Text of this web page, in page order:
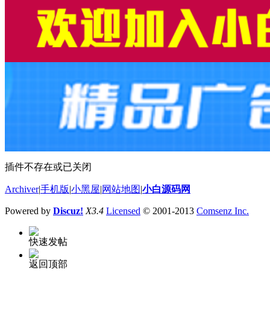
插件不存在或已关闭
Archiver|手机版 小黑屋 网站地图 小白源码网
Powered by Discuz! X3.4 Licensed © 2001-2013 Comsenz Inc.
快速发帖
返回顶部